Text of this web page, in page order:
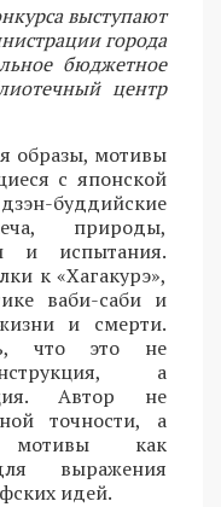
выступают
города
бюджетное
центр
образы, мотивы
с японской
буддийские
природы,
и испытания.
к «Хагакурэ»,
ваби-саби и
и смерти.
что это не
а
Автор не
точности, а
мотивы как
выражения
идей.